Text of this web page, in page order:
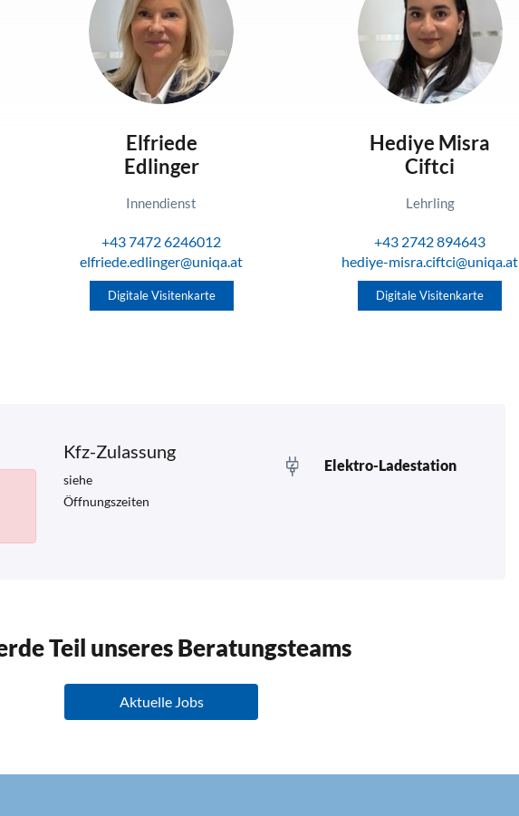
Elfriede
Edlinger
Innendienst
+43 7472 6246012
elfriede.edlinger@uniqa.at
Digitale Visitenkarte
Hediye Misra
Ciftci
Lehrling
+43 2742 894643
hediye-misra.ciftci@uniqa.at
Digitale Visitenkarte
Kfz-Zulassung
siehe
Öffnungszeiten
Elektro-Ladestation
Teil unseres Beratungsteams
Aktuelle Jobs